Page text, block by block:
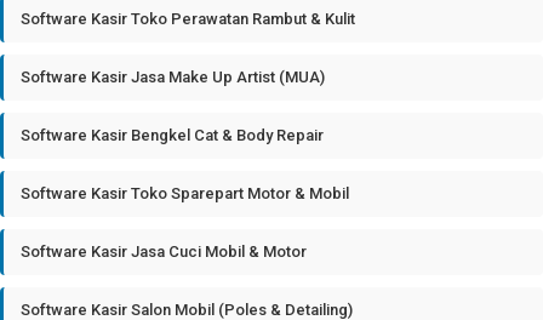
Software Kasir Toko Perawatan Rambut & Kulit
Software Kasir Jasa Make Up Artist (MUA)
Software Kasir Bengkel Cat & Body Repair
Software Kasir Toko Sparepart Motor & Mobil
Software Kasir Jasa Cuci Mobil & Motor
Software Kasir Salon Mobil (Poles & Detailing)